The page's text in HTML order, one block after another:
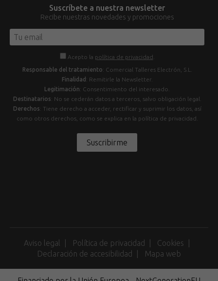
Suscríbete a nuestra newsletter
Recibe nuestras novedades y promociones
Acepto la política de privacidad
Responsable del tratamiento: Comercial Talleres Electrón, S.L.
Finalidad : Remitirle la Newsletter.
Legitimación: Consentimiento del interesado.
Destinatarios: No se cederán datos a terceros, salvo obligación legal.
Derechos: Tiene derecho a acceder, rectificar y suprimir los datos, así
como otros derechos, como se explica en la política de privacidad.
Suscribirme
Aviso legal Política de privacidad
Cookies
Declaración de accesibilidad
Mapa web